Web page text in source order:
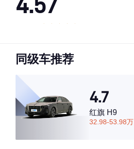
·内饰表现一般，低于67%同级车
·空间表现一般，低于54%同级车
同级车推荐
4.7
红旗 H9
32.98-53.98万